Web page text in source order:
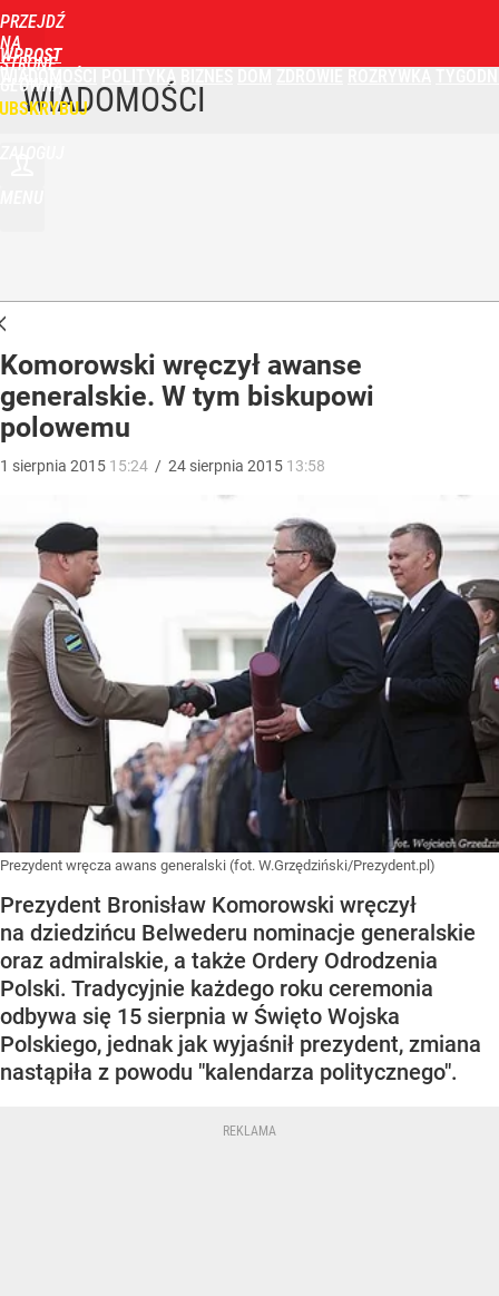
PRZEJDŹ
NA
STRONĘ
GŁÓWNĄ
WPROST
POLITYKA
WIADOMOŚCI
Komorowski wręczył awanse
generalskie. W tym biskupowi
polowemu
1 sierpnia 2015 15:24 / 24 sierpnia 2015 13:58
Prezydent wręcza awans generalski (fot. W.Grzędziński/Prezydent.pl)
Prezydent Bronisław Komorowski wręczył
na dziedzińcu Belwederu nominacje generalskie
oraz admiralskie, a także Ordery Odrodzenia
Polski. Tradycyjnie każdego roku ceremonia
odbywa się 15 sierpnia w Święto Wojska
Polskiego, jednak jak wyjaśnił prezydent, zmiana
nastąpiła z powodu "kalendarza politycznego".